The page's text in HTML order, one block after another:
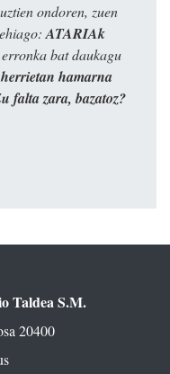
ondoren, zuen
ATARIAk
bat daukagu
hamarna
falta zara, bazatoz?
Taldea S.M.
20400